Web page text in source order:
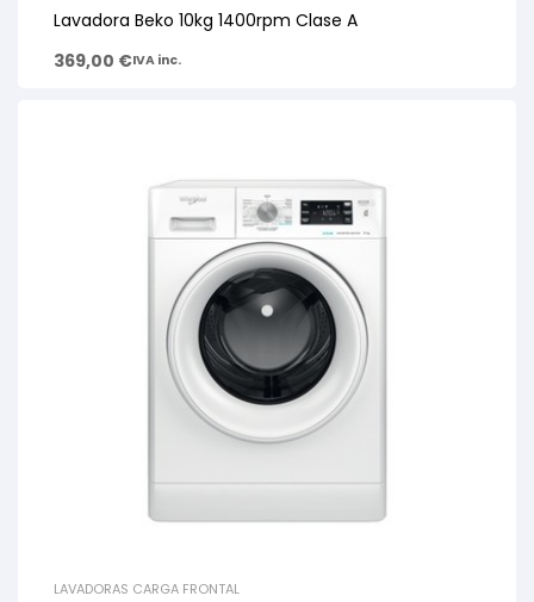
Lavadora Beko 10kg 1400rpm Clase A
369,00 €IVA inc.
LAVADORAS CARGA FRONTAL